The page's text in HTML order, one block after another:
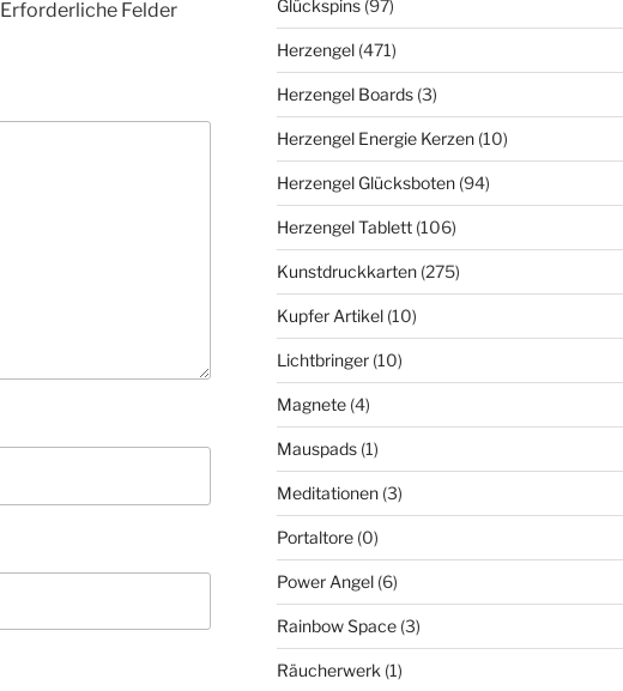
Erforderliche Felder
Glückspins (97)
Herzengel (471)
Herzengel Boards (3)
Herzengel Energie Kerzen (10)
Herzengel Glücksboten (94)
Herzengel Tablett (106)
Kunstdruckkarten (275)
Kupfer Artikel (10)
Lichtbringer (10)
Magnete (4)
Mauspads (1)
Meditationen (3)
Portaltore (0)
Power Angel (6)
Rainbow Space (3)
Räucherwerk (1)